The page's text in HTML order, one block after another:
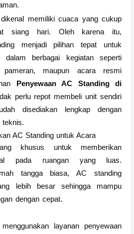
memiliki cuaca yang cukup
siang hari. Oleh karena itu,
menjadi pilihan tepat untuk
dalam berbagai kegiatan seperti
pameran, maupun acara resmi
Penyewaan AC Standing di
perlu repot membeli unit sendiri
disediakan lengkap dengan
teknis.
AC Standing untuk Acara
khusus untuk memberikan
pada ruangan yang luas.
tangga biasa, AC standing
lebih besar sehingga mampu
dengan cepat.
layanan penyewaan